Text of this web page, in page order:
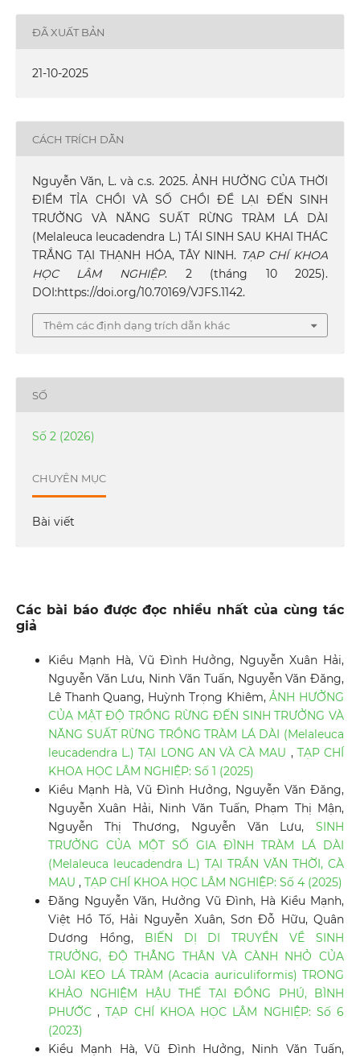
ĐÃ XUẤT BẢN
21-10-2025
CÁCH TRÍCH DẪN
Nguyễn Văn, L. và c.s. 2025. ẢNH HƯỞNG CỦA THỜI
ĐIỂM TỈA CHỒI VÀ SỐ CHỒI ĐỂ LẠI ĐẾN SINH
TRƯỞNG VÀ NĂNG SUẤT RỪNG TRÀM LÁ DÀI
(Melaleuca leucadendra L.) TÁI SINH SAU KHAI THÁC
TRẮNG TẠI THẠNH HÓA, TÂY NINH. TẠP CHÍ KHOA
HỌC LÂM NGHIỆP. 2 (tháng 10 2025).
DOI:https://doi.org/10.70169/VJFS.1142.
Thêm các định dạng trích dẫn khác
SỐ
Số 2 (2026)
CHUYÊN MỤC
Bài viết
Các bài báo được đọc nhiều nhất của cùng tác
giả
Kiều Mạnh Hà, Vũ Đình Hưởng, Nguyễn Xuân Hải,
Nguyễn Văn Lưu, Ninh Văn Tuấn, Nguyễn Văn Đăng,
Lê Thanh Quang, Huỳnh Trọng Khiêm,ẢNH HƯỞNG
CỦA MẬT ĐỘ TRỒNG RỪNG ĐẾN SINH TRƯỞNG VÀ
NĂNG SUẤT RỪNG TRỒNG TRÀM LÁ DÀI (Melaleuca
leucadendra L.) TẠI LONG AN VÀ CÀ MAU , TẠP CHÍ
KHOA HỌC LÂM NGHIỆP: Số 1 (2025)
Kiều Mạnh Hà, Vũ Đình Hưởng, Nguyễn Văn Đăng,
Nguyễn Xuân Hải, Ninh Văn Tuấn, Phạm Thị Mận,
Nguyễn Thị Thương, Nguyễn Văn Lưu,SINH
TRƯỞNG CỦA MỘT SỐ GIA ĐÌNH TRÀM LÁ DÀI
(Melaleuca leucadendra L.) TẠI TRẦN VĂN THỜI, CÀ
MAU , TẠP CHÍ KHOA HỌC LÂM NGHIỆP: Số 4 (2025)
Đăng Nguyễn Văn, Hưởng Vũ Đình, Hà Kiều Mạnh,
Việt Hồ Tố, Hải Nguyễn Xuân, Sơn Đỗ Hữu, Quân
Dương Hồng, BIẾN DỊ DI TRUYỀN VỀ SINH
TRƯỞNG, ĐỘ THẲNG THÂN VÀ CÀNH NHỎ CỦA
LOÀI KEO LÁ TRÀM (Acacia auriculiformis) TRONG
KHẢO NGHIỆM HẬU THẾ TẠI ĐỒNG PHÚ, BÌNH
PHƯỚC,TẠP CHÍ KHOA HỌC LÂM NGHIỆP: Số 6
(2023)
Kiều Mạnh Hà, Vũ Đình Hưởng, Ninh Văn Tuấn,